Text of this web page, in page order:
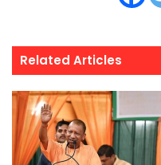
Related Articles